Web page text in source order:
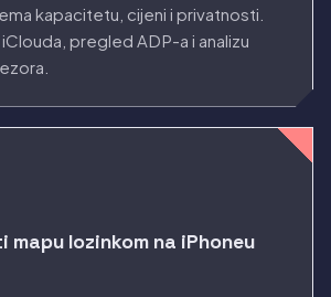
kapacitetu, cijeni i privatnosti.
pregled ADP-a i analizu
lozinkom na iPhoneu